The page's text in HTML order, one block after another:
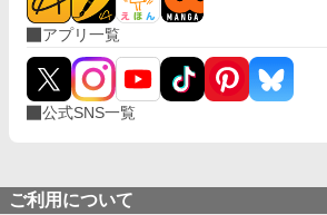
アプリ一覧
公式SNS一覧
ご利用について